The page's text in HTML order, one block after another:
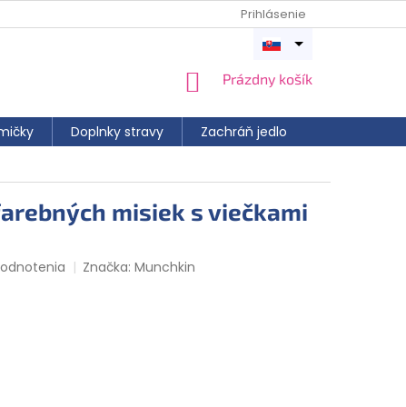
Prihlásenie
NÁKUPNÝ
Prázdny košík
Doplnky stravy Zachráň jedlo
Otvoriť
misiek s viečkami
Značka:Munchkin